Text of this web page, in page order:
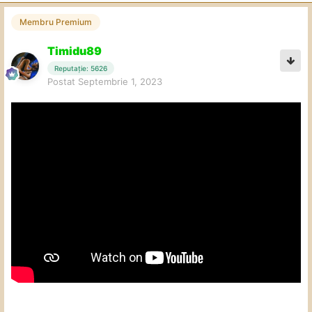
Membru Premium
Timidu89
Reputație: 5626
Postat Septembrie 1, 2023